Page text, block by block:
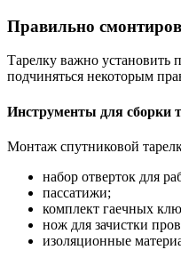
Правильно
Тарелку важно установить
подчиняться некоторым
Инструменты для сборки
Монтаж спутниковой
набор отверток для
пассатижи;
комплект гаечных
нож для зачистки
изоляционные